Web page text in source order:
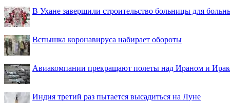
В Ухане завершили строительство больницы для
Вспышка коронавируса набирает обороты
Авиакомпании прекращают полеты над Ираном и
Индия третий раз пытается высадиться на Луне